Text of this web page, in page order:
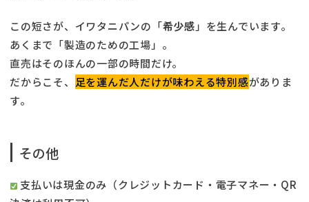
この短さが、イワタニパンの「希少感」を生んでいます。
あくまで「製造のための工場」。
直売はそのほんの一部の時間だけ。
だからこそ、 足を運んだ人だけが味わえる特別感がありま
す。
その他
支払いは現金のみ（クレジットカード・電子マネー・QR